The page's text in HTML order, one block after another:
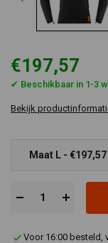
€197,57
✔ Beschikbaar in 1-3
Bekijk
Maat L - €197,57
Voor 16:00 besteld,